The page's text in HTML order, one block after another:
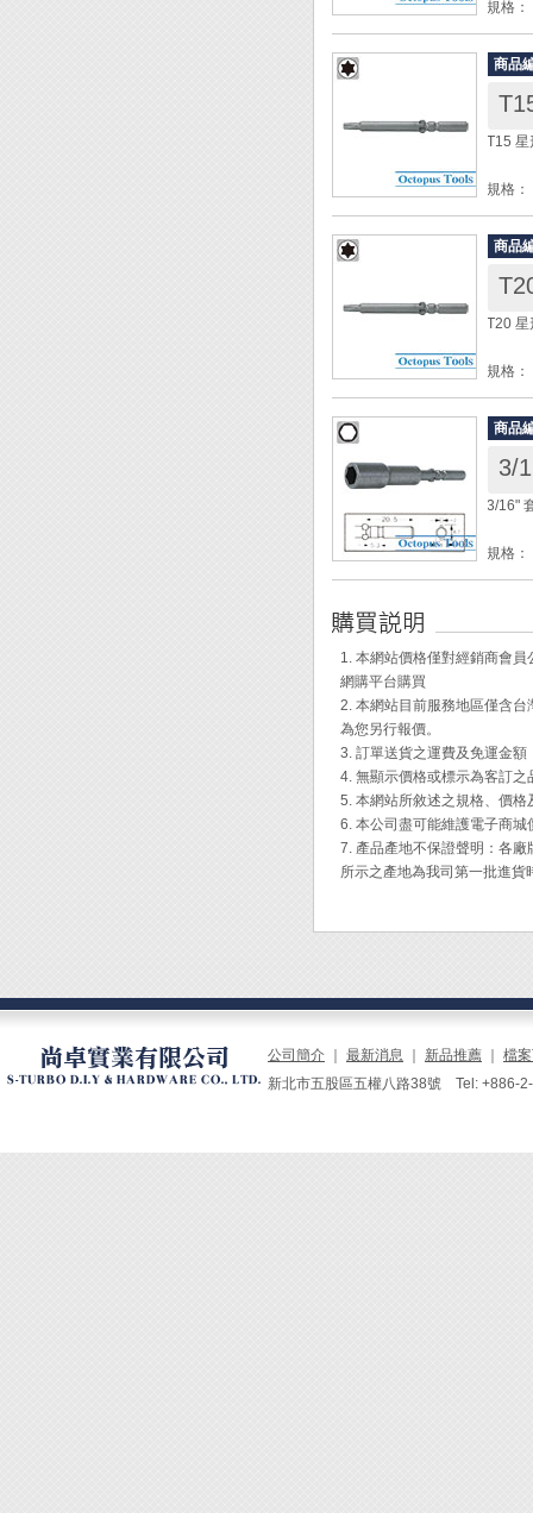
規格：
柄徑
全長
材質
包裝
◆ 電
商品
T15
規格：
柄徑
全長
材質
包裝
◆ 電
商品
T20
規格：
柄徑
全長
材質
包裝
◆ 電動
商品
3/
3/16"
規格
柄徑
包裝
◆ 電動
1. 本網站價格僅對經銷商會
網購平台購買
2. 本網站目前服務地區僅含
為您另行報價。
3. 訂單送貨之運費及免運金
4. 無顯示價格或標示為客訂
5. 本網站所敘述之規格、價
6. 本公司盡可能維護電子商
7. 產品產地不保證聲明：各
所示之產地為我司第一批進
公司簡介 最新消息 新品推薦
檔
新北市五股區五權八路38號 Tel: